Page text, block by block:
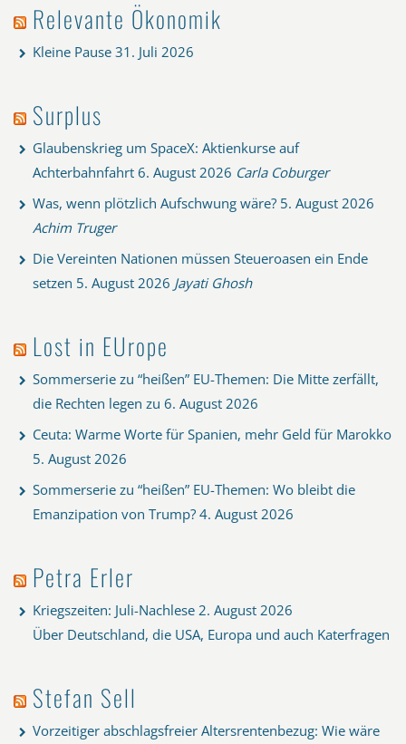
Relevante Ökonomik
Kleine Pause 31. Juli 2026
Surplus
Glaubenskrieg um SpaceX: Aktienkurse auf
Achterbahnfahrt 6. August 2026 Carla Coburger
Was, wenn plötzlich Aufschwung wäre? 5. August 2026
Achim Truger
Die Vereinten Nationen müssen Steueroasen ein Ende
setzen 5. August 2026 Jayati Ghosh
Lost in EUrope
Sommerserie zu “heißen” EU-Themen: Die Mitte zerfällt,
die Rechten legen zu 6. August 2026
Ceuta: Warme Worte für Spanien, mehr Geld für Marokko
5. August 2026
Sommerserie zu “heißen” EU-Themen: Wo bleibt die
Emanzipation von Trump? 4. August 2026
Petra Erler
Kriegszeiten: Juli-Nachlese 2. August 2026
Über Deutschland, die USA, Europa und auch Katerfragen
Stefan Sell
Vorzeitiger abschlagsfreier Altersrentenbezug: Wie wäre